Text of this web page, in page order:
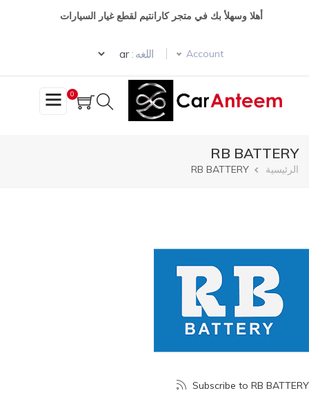
أهلا وسهلأ بك في متجر كارانتيم لقطع غيار السيارات
Account اللغه :
Select your language
0
RB BATTERY
مسار
الرئيسية RB BATTERY
Subscribe to RB BATTERY